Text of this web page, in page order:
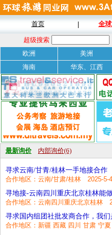
首页 全
超级搜索
欧洲
美洲
海南
华东、江西
最新询价 内部询价(6)
寻求云南/甘青/桂林一手地接合作
合作地区：云南/甘肃/桂林 2025-5-4
寻地接-云南四川重庆北京桂林能
合作地区：云南四川重庆北京桂林
寻求国内组团社批发商合作，我
合作地区：新疆 西藏 四川 甘肃 宁